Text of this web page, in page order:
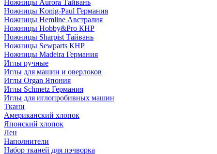
Ножницы Aurora Тайвань
Ножницы Konig-Paul Германия
Ножницы Hemline Австралия
Ножницы Hobby&Pro КНР
Ножницы Sharpist Тайвань
Ножницы Sewparts КНР
Ножницы Madeira Германия
Иглы ручные
Иглы для машин и оверлоков
Иглы Organ Япония
Иглы Schmetz Германия
Иглы для иглопробивных машин
Ткани
Американский хлопок
Японский хлопок
Лен
Наполнители
Набор тканей для пэчворка